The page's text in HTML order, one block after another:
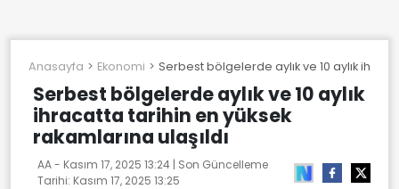
Anasayfa Ekonomi Serbest bölgelerde aylık ve 10 aylık
Serbest bölgelerde aylık ve 10 aylık
ihracatta tarihin en yüksek
rakamlarına ulaşıldı
AA - Kasım 17, 2025 13:24 | Son Güncelleme
Tarihi: Kasım 17, 2025 13:25